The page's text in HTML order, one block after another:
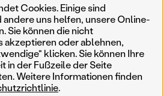
Cookies. Einige sind
uns helfen, unsere Online-
Sie können die nicht
oder ablehnen,
klicken. Sie können Ihre
in der Fußzeile der Seite
Weitere Informationen finden
.